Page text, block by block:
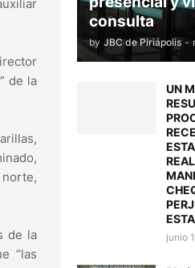
de la
de la
“las
consulta
by JBC de Piriápolis -
UN
junio